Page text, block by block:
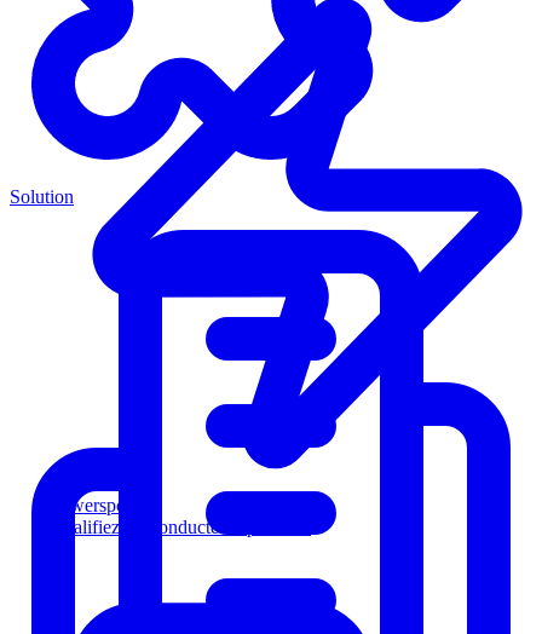
Powersports
Qualifiez les conducteurs plus vite
Solution